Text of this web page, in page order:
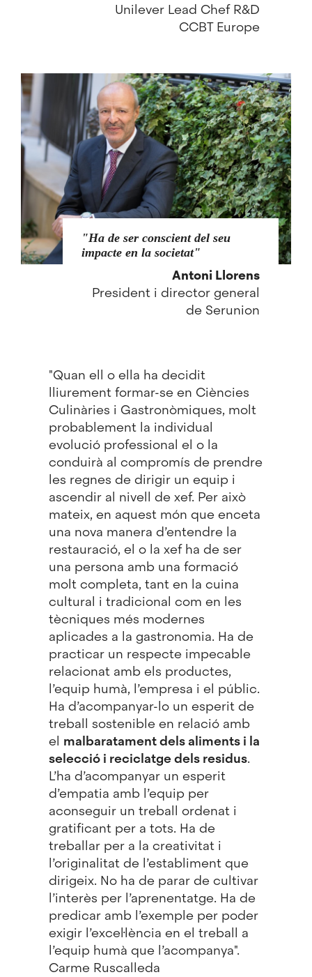
Unilever Lead Chef R&D
CCBT Europe
Ha de ser conscient del seu
impacte en la societat
Antoni Llorens
President i director general
de Serunion
"Quan ell o ella ha decidit
lliurement formar-se en Ciències
Culinàries i Gastronòmiques, molt
probablement la individual
evolució professional el o la
conduirà al compromís de prendre
les regnes de dirigir un equip i
ascendir al nivell de xef. Per això
mateix, en aquest món que enceta
una nova manera d’entendre la
restauració, el o la xef ha de ser
una persona amb una formació
molt completa, tant en la cuina
cultural i tradicional com en les
tècniques més modernes
aplicades a la gastronomia. Ha de
practicar un respecte impecable
relacionat amb els productes,
l’equip humà, l’empresa i el públic.
Ha d’acompanyar-lo un esperit de
treball sostenible en relació amb
el malbaratament dels aliments i la
selecció i reciclatge dels residus.
L’ha d’acompanyar un esperit
d’empatia amb l’equip per
aconseguir un treball ordenat i
gratificant per a tots. Ha de
treballar per a la creativitat i
l’originalitat de l’establiment que
dirigeix. No ha de parar de cultivar
l’interès per l’aprenentatge. Ha de
predicar amb l’exemple per poder
exigir l’excel·lència en el treball a
l’equip humà que l’acompanya".
Carme Ruscalleda